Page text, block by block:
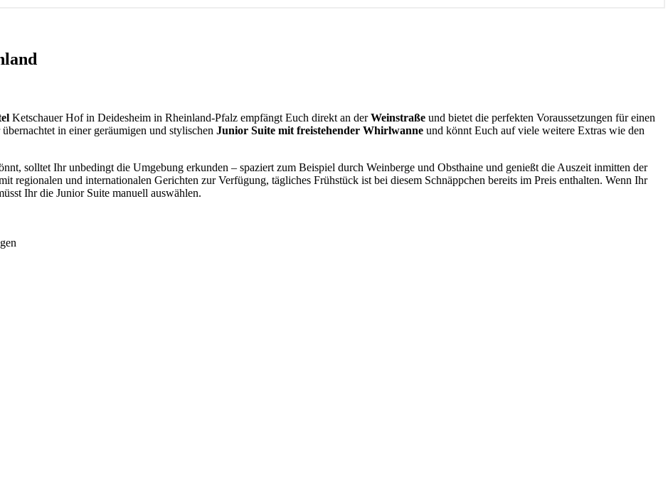
Ketschauer Hof in Deidesheim in Rheinland-Pfalz empfängt Euch direkt an derWeinstraße und bietet die perfekten Voraussetzungen für einen
in einer geräumigen und stylischen Junior Suite mit freistehender Whirlwanne und könnt Euch auf viele weitere Extras wie den
solltet Ihr unbedingt die Umgebung erkunden – spaziert zum Beispiel durch Weinberge und Obsthaine und genießt die Auszeit inmitten der
regionalen und internationalen Gerichten zur Verfügung, tägliches Frühstück ist bei diesem Schnäppchen bereits im Preis enthalten. Wenn Ihr
Ihr die Junior Suite manuell auswählen.